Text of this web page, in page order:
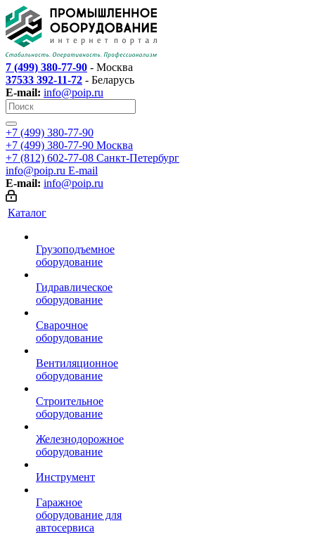
7 (499) 380-77-90 - Москва
37533 392-11-72 - Беларусь
E-mail: info@poip.ru
+7 (499) 380-77-90
+7 (499) 380-77-90 Москва
+7 (812) 602-77-08 Санкт-Петербург
info@poip.ru E-mail
E-mail: info@poip.ru
Каталог
Грузоподъемное
оборудование
Гидравлическое
оборудование
Сварочное
оборудование
Вентиляционное
оборудование
Строительное
оборудование
Железнодорожное
оборудование
Инструмент
Гаражное
оборудование для
автосервиса